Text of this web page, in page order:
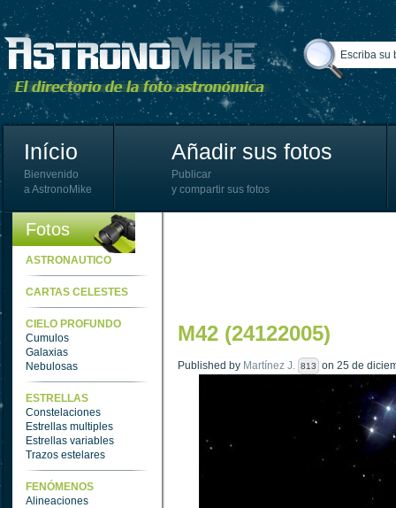
Início
Bienvenido
a AstronoMike
Añadir sus fotos
Publicar
y compartir sus fotos
Fotos
ASTRONAUTICO
CARTAS CELESTES
CIELO PROFUNDO
Cumulos
Galaxias
Nebulosas
ESTRELLAS
Constelaciones
Estrellas multiples
Estrellas variables
Trazos estelares
FENÓMENOS
Alineaciones
M42 (24122005)
Published by Martínez J. 813 on 25 de